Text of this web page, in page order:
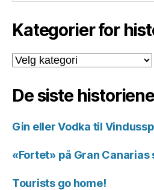
Kategorier for
Kategorier
for
De siste historiene
Gin eller Vodka til
«Fortet» på Gran Canarias
Tourists go home!